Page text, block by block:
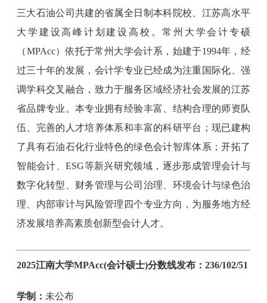
三大石油公司共建的省属全日制本科院校、江苏高水平
大学建设高峰计划建设高校。常州大学会计专硕
（MPAcc）依托于常州大学会计系，始建于1994年，经
过三十年的发展，会计学专业已经成为注重国际化、强
调学科交叉融合，致力于服务区域经济社会发展的江苏
省品牌专业。本专业拥有经验丰富、结构合理的师资队
伍、完善的人才培养体系和丰富的科研平台；现已建构
了具有石油石化行业特色的绿色会计智库体系；开拓了
智能会计、ESG等新兴研究领域，逐步形成管理会计与
数字化转型、财务管理与公司治理、环境会计与绿色治
理、内部审计与风险管理四个专业方向，为服务地方经
济发展培养高素质创新型会计人才。
2025江南大学MPAcc(会计硕士)分数线发布：236/102/51
学制： 未公布